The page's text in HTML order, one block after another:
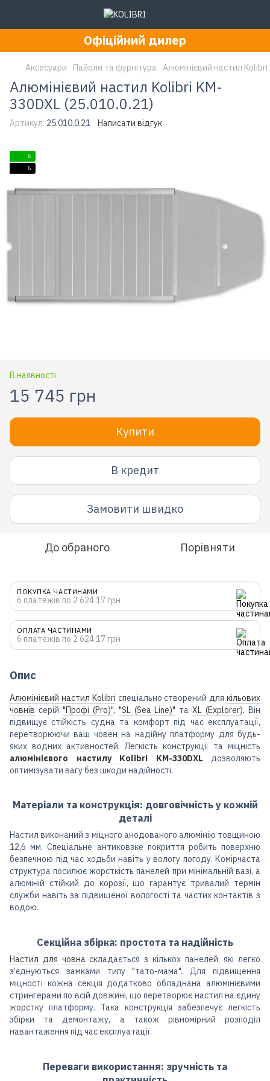
Офіційний дилер
Аксесуари Пайоли та фурнітура Алюмінієвий настил
Алюмінієвий настил Kolibri KM-
330DXL (25.010.0.21)
Артикул: 25.010.0.21 Написати відгук
6
6
В наявності
15 745 грн
Купити
В кредит
Замовити швидко
До обраного Порівняти
ПОКУПКА ЧАСТИНАМИ
6 платежів по 2 624.17 грн
ОПЛАТА ЧАСТИНАМИ
6 платежів по 2 624.17 грн
Опис
Алюмінієвий настил Kolibri спеціально створений длякільових
човнів серій "Профі (Pro)", "SL (Sea Line)" таXL (Explorer). Він
підвищує стійкість судна та комфорт під час експлуатації,
перетворюючи ваш човен на надійну платформу для будь-
яких водних активностей. Легкість конструкції та міцність
алюмінієвого настилу Kolibri KM-330DXL дозволяють
оптимізувати вагу без шкоди надійності.
Матеріали та конструкція: довговічність у кожній
деталі
Настил виконаний з міцного анодованого алюмінію товщиною
12,6 мм. Спеціальне антиковзке покриття робить поверхню
безпечною під час ходьби навіть у вологу погоду. Комірчаста
структура посилює жорсткість панелей при мінімальній вазі, а
алюміній стійкий до корозії, що гарантує тривалий термін
служби навіть за підвищеної вологості та частих контактів з
водою.
Секційна збірка: простота та надійність
Настил для човнаскладається з кількох панелей, які легко
з’єднуються замками типу "тато-мама". Для підвищення
міцності кожна секція додатково обладнана алюмінієвими
стрингерами по всій довжині, що перетворює настил на єдину
жорстку платформу. Така конструкція забезпечує легкість
збірки та демонтажу, а також рівномірний розподіл
навантаження під час експлуатації.
Переваги використання: зручність та